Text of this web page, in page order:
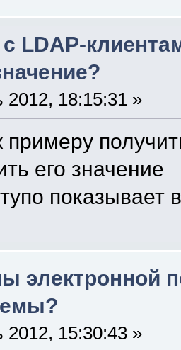
LDAP-
2012, 18:15:31 »
примеру
его значение
показывает
электронной
2012, 15:30:43 »